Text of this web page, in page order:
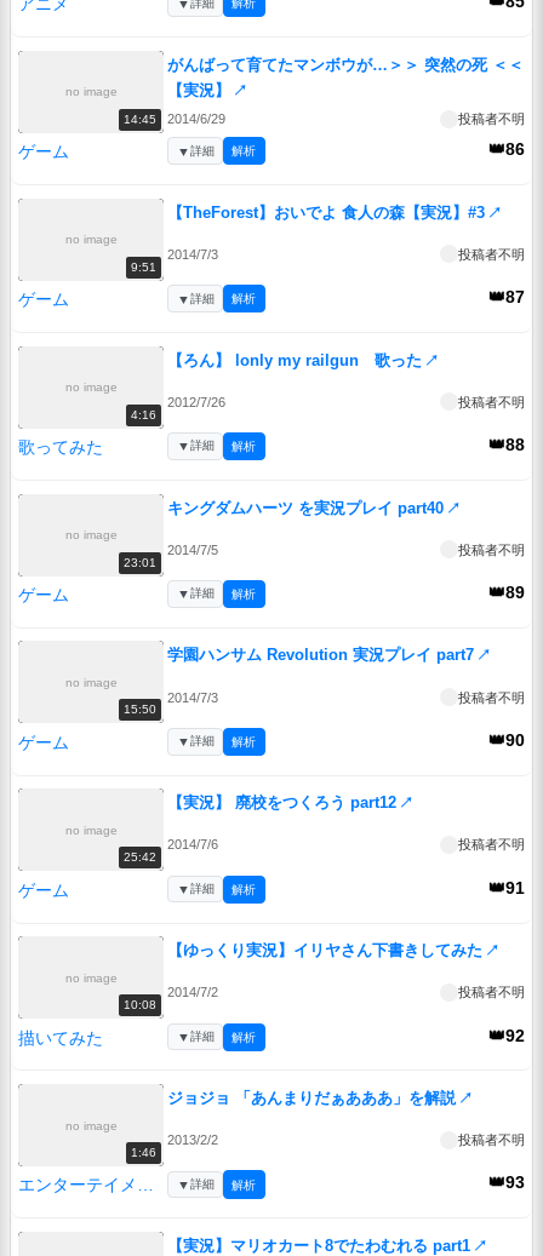
▼ 解析
no image
14:45
がんばって育てたマンボウが…＞＞ 突然の死 ＜＜
【実況】
↗
2014/6/29 投稿者不明
ゲーム 👑86
▼詳細 解析
no image
9:51
【TheForest】おいでよ 食人の森【実況】#3 ↗
2014/7/3 投稿者不明
ゲーム 👑87
▼詳細 解析
no image
4:16
【ろん】 lonly my railgun 歌った ↗
2012/7/26 投稿者不明
歌ってみた 👑88
▼詳細 解析
no image
23:01
キングダムハーツ を実況プレイ part40 ↗
2014/7/5 投稿者不明
ゲーム 👑89
▼詳細 解析
no image
15:50
学園ハンサム Revolution 実況プレイ part7 ↗
2014/7/3 投稿者不明
ゲーム 👑90
▼詳細 解析
no image
25:42
【実況】 廃校をつくろう part12 ↗
2014/7/6 投稿者不明
ゲーム 👑91
▼詳細 解析
no image
10:08
【ゆっくり実況】イリヤさん下書きしてみた ↗
2014/7/2 投稿者不明
描いてみた 👑92
▼詳細 解析
no image
1:46
ジョジョ 「あんまりだぁあああ」を解説 ↗
2013/2/2 投稿者不明
エンターテイメント 👑93
▼詳細 解析
【実況】マリオカート8でたわむれる part1 ↗